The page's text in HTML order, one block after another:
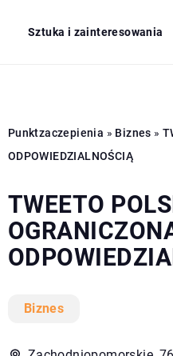
Sztuka i zainteresowania
Punktzaczepienia » Biznes »
ODPOWIEDZIALNOŚCIĄ
TWEETO
Biznes